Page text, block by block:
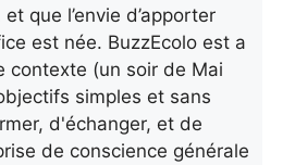
que l’envie d’apporter
est née. BuzzEcolo est a
contexte (un soir de Mai
simples et sans
d'échanger, et de
de conscience générale